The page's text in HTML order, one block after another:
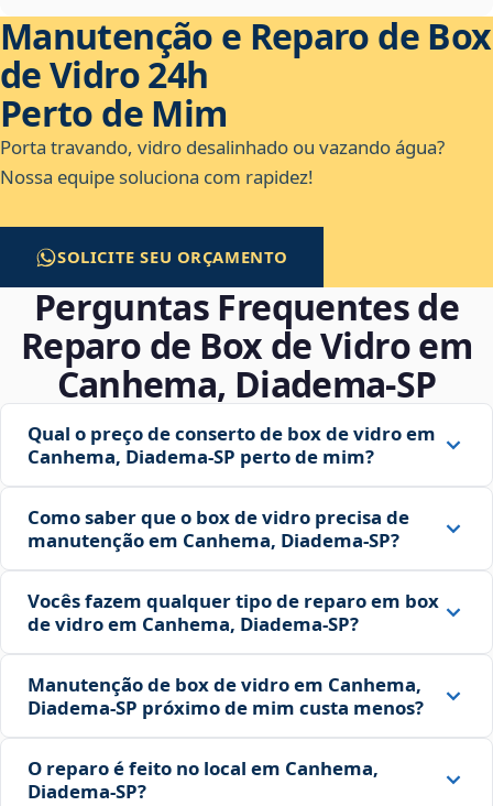
Manutenção e Reparo de Box
de Vidro 24h
Perto de Mim
Porta travando, vidro desalinhado ou vazando água?
Nossa equipe soluciona com rapidez!
SOLICITE SEU ORÇAMENTO
Perguntas Frequentes de
Reparo de Box de Vidro em
Canhema, Diadema‑SP
Qual o preço de conserto de box de vidro em
Canhema, Diadema‑SP perto de mim?
Como saber que o box de vidro precisa de
manutenção em Canhema, Diadema‑SP?
Vocês fazem qualquer tipo de reparo em box
de vidro em Canhema, Diadema‑SP?
Manutenção de box de vidro em Canhema,
Diadema‑SP próximo de mim custa menos?
O reparo é feito no local em Canhema,
Diadema‑SP?